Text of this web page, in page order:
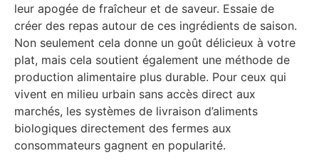
leur apogée de fraîcheur et de saveur. Essaie de
créer des repas autour de ces ingrédients de saison.
Non seulement cela donne un goût délicieux à votre
plat, mais cela soutient également une méthode de
production alimentaire plus durable. Pour ceux qui
vivent en milieu urbain sans accès direct aux
marchés, les systèmes de livraison d’aliments
biologiques directement des fermes aux
consommateurs gagnent en popularité.